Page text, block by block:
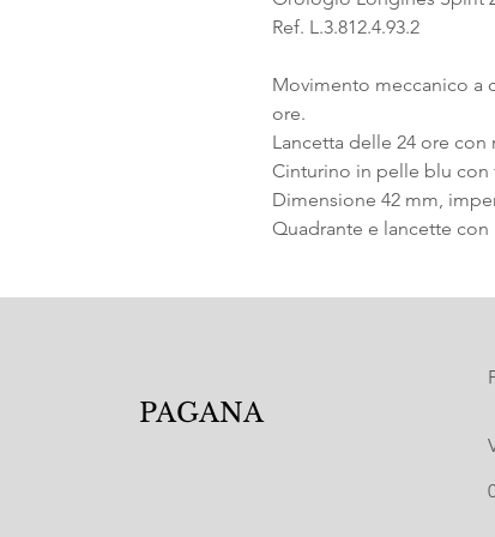
Ref. L.3.812.4.93.2
Movimento meccanico a
ore.
Lancetta delle 24 ore
Cinturino in pelle blu con
Dimensione 42 mm,
Quadrante e lancette
PAGANA